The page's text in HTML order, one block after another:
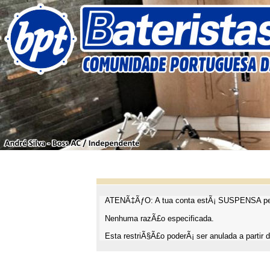
ATENÃ‡ÃƒO: A tua conta estÃ¡ SUSPENSA
Nenhuma razÃ£o especificada.
Esta restriÃ§Ã£o poderÃ¡ ser anulada a partir